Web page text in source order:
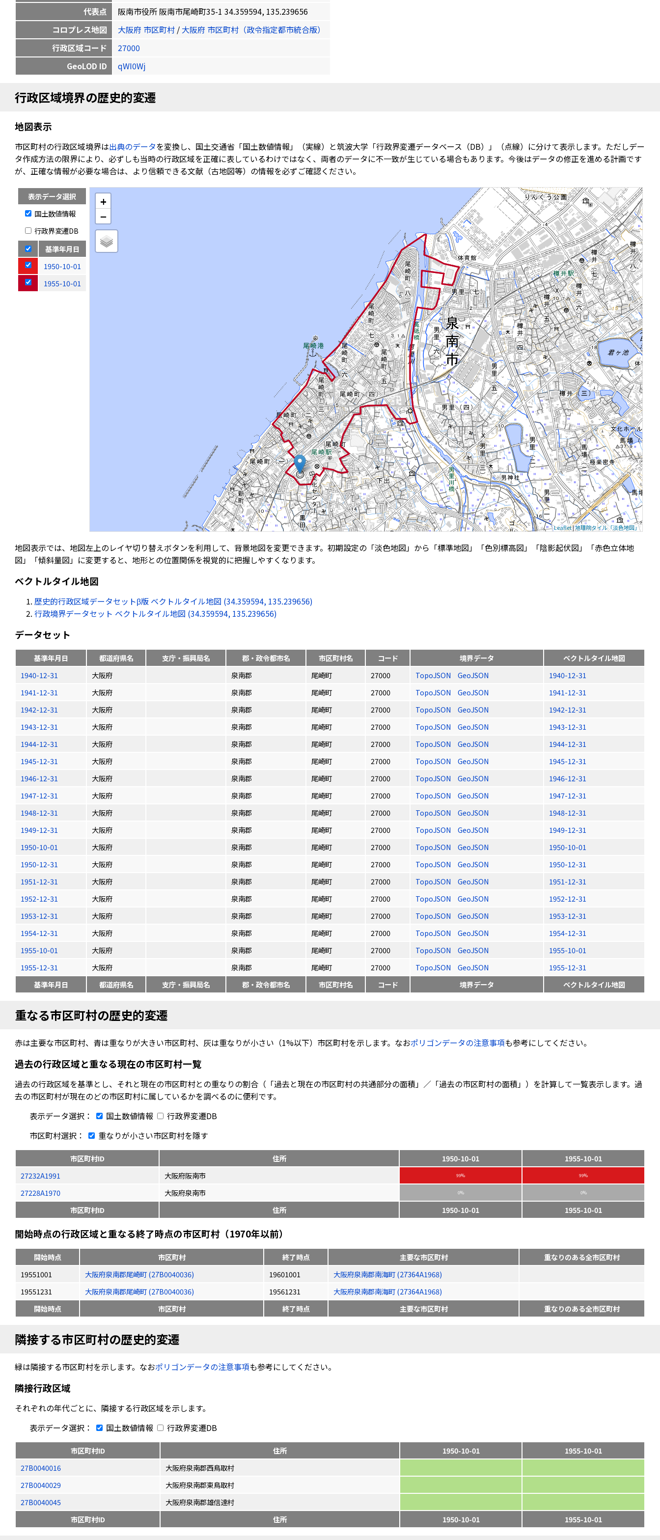
代表点
阪南市役所 阪南市尾崎町35-1 34.359594, 135.239656
コロプレス地図
大阪府 市区町村 / 大阪府 市区町村（政令指定都市統合版）
行政区域コード
27000
GeoLOD ID
qWI0Wj
行政区域境界の歴史的変遷
地図表示
市区町村の行政区域境界は出典のデータを変換し、国土交通省「国土数値情報」（実線）と筑波大学「行政界変遷データベース（DB）」（点線）に分けて表示します。ただしデー
タ作成方法の限界により、必ずしも当時の行政区域を正確に表しているわけではなく、両者のデータに不一致が生じている場合もあります。今後はデータの修正を進める計画です
が、正確な情報が必要な場合は、より信頼できる文献（古地図等）の情報を必ずご確認ください。
表示データ選択
国土数値情報
行政界変遷DB
基準年月日
1950-10-01
1955-10-01
+
−
Leaflet|地理院タイル「淡色地図」
地図表示では、地図左上のレイヤ切り替えボタンを利用して、背景地図を変更できます。初期設定の「淡色地図」から「標準地図」「色別標高図」「陰影起伏図」「赤色立体地
図」「傾斜量図」に変更すると、地形との位置関係を視覚的に把握しやすくなります。
ベクトルタイル地図
歴史的行政区域データセットβ版 ベクトルタイル地図 (34.359594, 135.239656)
行政境界データセット ベクトルタイル地図 (34.359594, 135.239656)
データセット
基準年月日 都道府県名 支庁・振興局名 郡・政令都市名 市区町村名 コード 境界データ
ベクトルタイル地図
1940-12-31
大阪府 泉南郡 尾崎町 27000 TopoJSON GeoJSON
1940-12-31
1941-12-31
大阪府 泉南郡 尾崎町 27000 TopoJSON GeoJSON
1941-12-31
1942-12-31
大阪府 泉南郡 尾崎町 27000 TopoJSON GeoJSON
1942-12-31
1943-12-31
大阪府 泉南郡 尾崎町 27000 TopoJSON GeoJSON
1943-12-31
1944-12-31
大阪府 泉南郡 尾崎町 27000 TopoJSON GeoJSON
1944-12-31
1945-12-31
大阪府 泉南郡 尾崎町 27000 TopoJSON GeoJSON
1945-12-31
1946-12-31
大阪府 泉南郡 尾崎町 27000 TopoJSON GeoJSON
1946-12-31
1947-12-31
大阪府 泉南郡 尾崎町 27000 TopoJSON GeoJSON
1947-12-31
1948-12-31
大阪府 泉南郡 尾崎町 27000 TopoJSON GeoJSON
1948-12-31
1949-12-31
大阪府 泉南郡 尾崎町 27000 TopoJSON GeoJSON
1949-12-31
1950-10-01
大阪府 泉南郡 尾崎町 27000 TopoJSON GeoJSON
1950-10-01
1950-12-31
大阪府 泉南郡 尾崎町 27000 TopoJSON GeoJSON
1950-12-31
1951-12-31
大阪府 泉南郡 尾崎町 27000 TopoJSON GeoJSON
1951-12-31
1952-12-31
大阪府 泉南郡 尾崎町 27000 TopoJSON GeoJSON
1952-12-31
1953-12-31
大阪府 泉南郡 尾崎町 27000 TopoJSON GeoJSON
1953-12-31
1954-12-31
大阪府 泉南郡 尾崎町 27000 TopoJSON GeoJSON
1954-12-31
1955-10-01
大阪府 泉南郡 尾崎町 27000 TopoJSON GeoJSON
1955-10-01
1955-12-31
大阪府 泉南郡 尾崎町 27000 TopoJSON GeoJSON
1955-12-31
基準年月日
都道府県名 支庁・振興局名 郡・政令都市名 市区町村名 コード 境界データ ベクトルタイル地図
重なる市区町村の歴史的変遷
赤は主要な市区町村、青は重なりが大きい市区町村、灰は重なりが小さい（1%以下）市区町村を示します。なおポリゴンデータの注意事項も参考にしてください。
過去の行政区域と重なる現在の市区町村一覧
過去の行政区域を基準とし、それと現在の市区町村との重なりの割合（「過去と現在の市区町村の共通部分の面積」／「過去の市区町村の面積」）を計算して一覧表示します。過
去の市区町村が現在のどの市区町村に属しているかを調べるのに便利です。
表示データ選択：
国土数値情報
行政界変遷DB
市区町村選択：
重なりが小さい市区町村を隱す
市区町村ID 住所 1950-10-01
1955-10-01
27232A1991
大阪府阪南市 99% 99%
27228A1970 大阪府泉南市 0% 0%
市区町村ID 住所 1950-10-01 1955-10-01
開始時点の行政区域と重なる終了時点の市区町村（1970年以前）
開始時点 市区町村 終了時点 主要な市区町村
重なりのある全市区町村
19551001
大阪府泉南郡尾崎町 (27B0040036) 19601001
大阪府泉南郡南海町 (27364A1968)
19551231
大阪府泉南郡尾崎町 (27B0040036) 19561231
大阪府泉南郡南海町 (27364A1968)
開始時点
市区町村 終了時点 主要な市区町村 重なりのある全市区町村
隣接する市区町村の歴史的変遷
緑は隣接する市区町村を示します。なおポリゴンデータの注意事項も参考にしてください。
隣接行政区域
それぞれの年代ごとに、隣接する行政区域を示します。
表示データ選択：
国土数値情報 行政界変遷DB
市区町村ID 住所 1950-10-01
1955-10-01
27B0040016
大阪府泉南郡西鳥取村
27B0040029
大阪府泉南郡東鳥取村
27B0040045
大阪府泉南郡雄信達村
市区町村ID
住所 1950-10-01 1955-10-01